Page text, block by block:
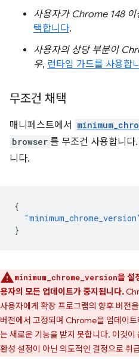
사용자가 Chrome 148 이
택합니다.
사용자의 상당 부분이
우, 런타임 가드를 사용합
무조건 채택
매니페스트에서
browser 를 무조건 사용합니다
니다.
{
}
minimum_chrome_version을 설
용자의 모든 업데이트가 중지됩니다.
사용자에게 확장 프로그램의 향후 버전
버전에서 고정되며 Chrome을 업데이
는 새로운 기능을 받지 못합니다. 이것
환성 설정이 아닌 의도적인 결정으로 취